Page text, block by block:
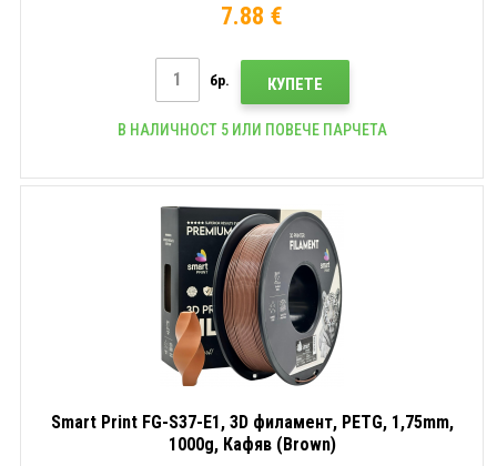
7.88 €
бр. КУПЕТЕ
В НАЛИЧНОСТ 5 ИЛИ ПОВЕЧЕ ПАРЧЕТА
Smart Print FG-S37-E1, 3D филамент, PETG, 1,75mm,
1000g, Кафяв (Brown)